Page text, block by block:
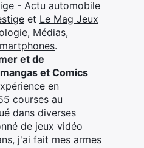
- Actu automobile
et Le Mag Jeux
Médias,
.
et de
et Comics
en
courses au
dans diverses
de jeux vidéo
j'ai fait mes armes